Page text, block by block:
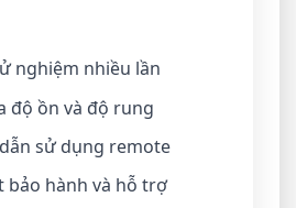
nghiệm nhiều lần
độ ồn và độ rung
sử dụng remote
bảo hành và hỗ trợ